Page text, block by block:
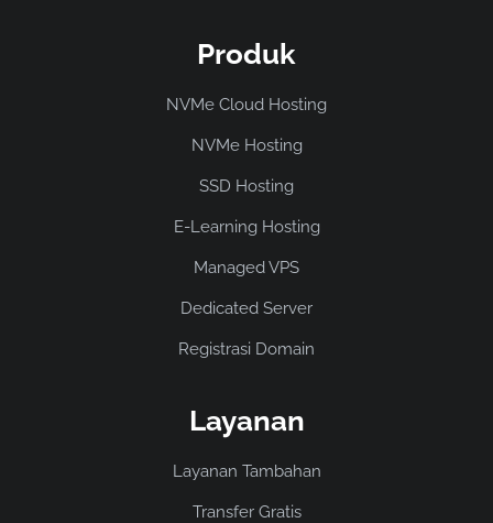
Produk
NVMe Cloud Hosting
NVMe Hosting
SSD Hosting
E-Learning Hosting
Managed VPS
Dedicated Server
Registrasi Domain
Layanan
Layanan Tambahan
Transfer Gratis